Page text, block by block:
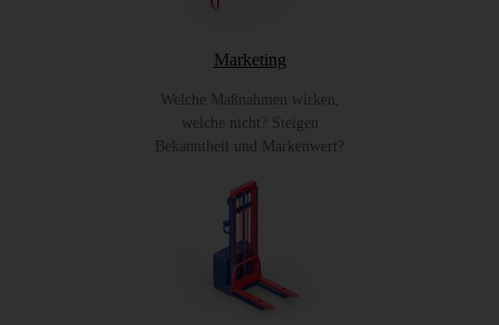
Marketing
Welche Maßnahmen wirken,
welche nicht? Steigen
Bekanntheit und Markenwert?